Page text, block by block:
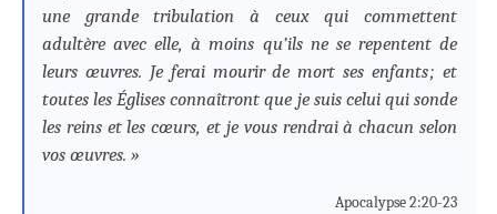
une grande tribulation à ceux qui commettent
adultère avec elle, à moins qu’ils ne se repentent de
leurs œuvres. Je ferai mourir de mort ses enfants ; et
toutes les Églises connaîtront que je suis celui qui sonde
les reins et les cœurs, et je vous rendrai à chacun selon
vos œuvres. »
Apocalypse 2:20-23